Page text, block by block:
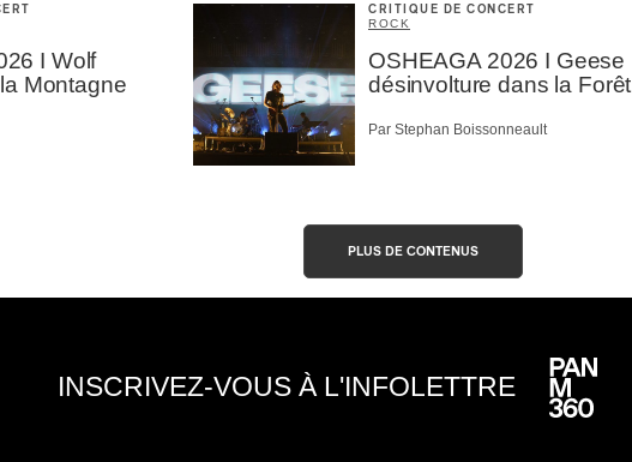
I Wolf
Montagne
CRITIQUE DE CONCERT
ROCK
OSHEAGA 2026 I Geese
désinvolture dans la Forêt
Par Stephan Boissonneault
PLUS DE CONTENUS
INSCRIVEZ-VOUS À L'INFOLETTRE